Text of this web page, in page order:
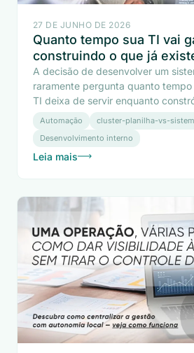
27 DE JUNHO DE 2026
Quanto tempo sua TI vai
construindo o que já
A decisão de desenvolver um
raramente pergunta quanto
TI deixa de servir enquanto
Automação
cluster-planilha-vs-
Desenvolvimento interno
Leia mais